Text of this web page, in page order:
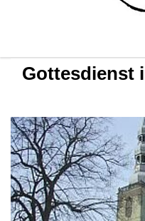
Gottesdienst